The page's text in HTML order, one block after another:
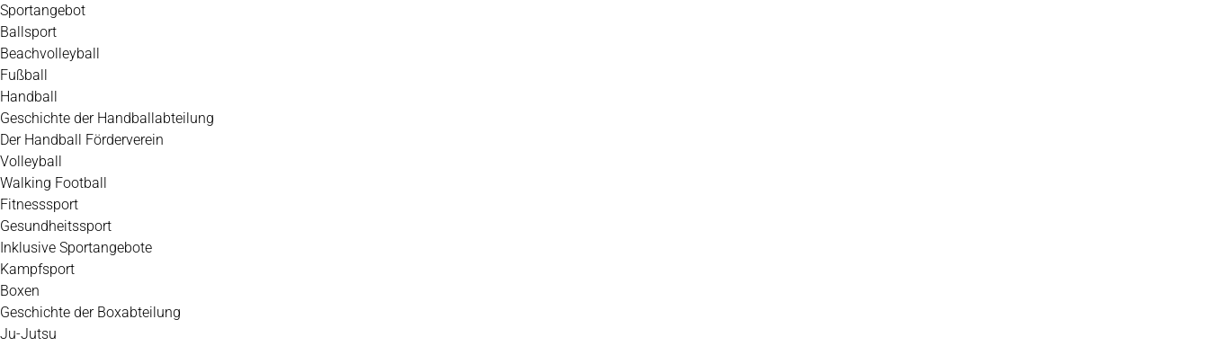
Zum
Inhalt
springen
Sportangebot
Ballsport
Beachvolleyball
Fußball
Handball
Geschichte der Handballabteilung
Der Handball Förderverein
Volleyball
Walking Football
Fitnesssport
Gesundheitssport
Inklusive Sportangebote
Kampfsport
Boxen
Geschichte der Boxabteilung
Ju-Jutsu